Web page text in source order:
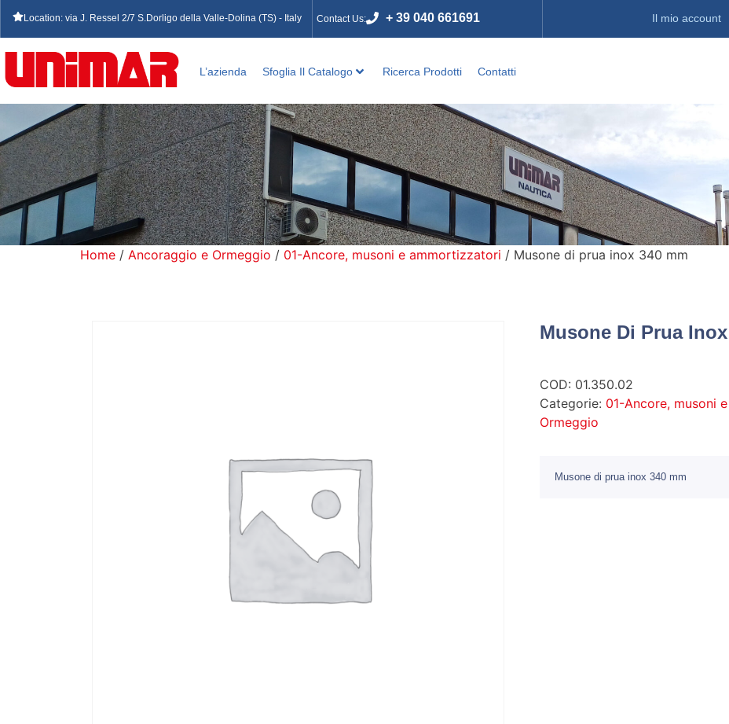
Location: via J. Ressel 2/7 S.Dorligo della Valle-Dolina (TS) - Italy Contact Us: + 39 040 661691 Il mio account
L’azienda Sfoglia Il Catalogo Ricerca Prodotti Contatti
Home / Ancoraggio e Ormeggio / 01-Ancore, musoni e ammortizzatori / Musone di prua inox 340 mm
Musone Di Prua
COD: 01.350.02
Categorie: 01-Ancore, musoni
Ormeggio
Musone di prua inox 340 mm